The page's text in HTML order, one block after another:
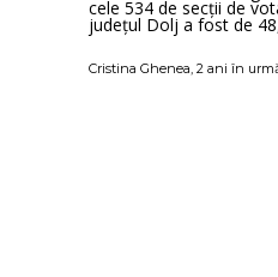
cele 534 de secții de
județul Dolj a fost de
Cristina Ghenea 2 ani în